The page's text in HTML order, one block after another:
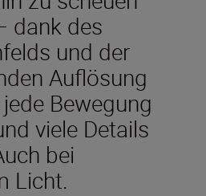
dank des
und der
Auflösung
Bewegung
viele Details
bei
Licht.